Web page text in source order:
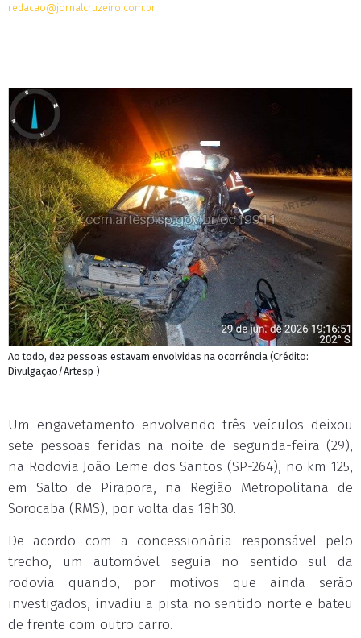
redacao@jornalcruzeiro.com.br
Ao todo, dez pessoas estavam envolvidas na ocorrência (Crédito:
Divulgação/Artesp )
Um engavetamento envolvendo três veículos deixou
sete pessoas feridas na noite de segunda-feira (29),
na Rodovia João Leme dos Santos (SP-264), no km 125,
em Salto de Pirapora, na Região Metropolitana de
Sorocaba (RMS), por volta das 18h30.
De acordo com a concessionária responsável pelo
trecho, um automóvel seguia no sentido sul da
rodovia quando, por motivos que ainda serão
investigados, invadiu a pista no sentido norte e bateu
de frente com outro carro.